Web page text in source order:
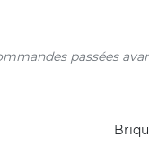
passées